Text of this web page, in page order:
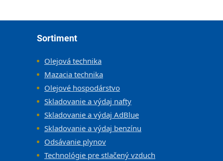
Sortiment
Olejová technika
Mazacia technika
Olejové hospodárstvo
Skladovanie a výdaj nafty
Skladovanie a výdaj AdBlue
Skladovanie a výdaj benzínu
Odsávanie plynov
Technológie pre stlačený vzduch